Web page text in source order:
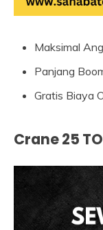
Maksimal
Panjang
Gratis Biaya
Crane 25